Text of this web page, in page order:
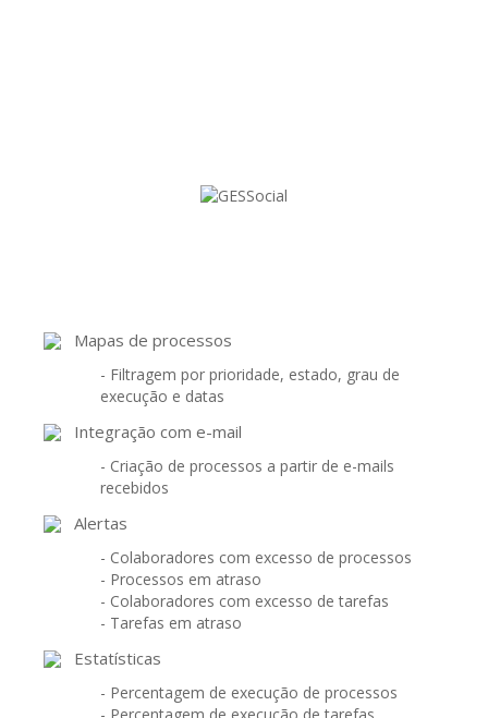
Mapas de processos
- Filtragem por prioridade, estado, grau de
execução e datas
Integração com e-mail
- Criação de processos a partir de e-mails
recebidos
Alertas
- Colaboradores com excesso de processos
- Processos em atraso
- Colaboradores com excesso de tarefas
- Tarefas em atraso
Estatísticas
- Percentagem de execução de processos
- Percentagem de execução de tarefas